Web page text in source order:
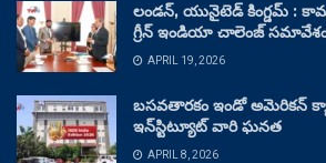
లండన్, యునైటెడ్ కింగ్డమ్ :
గ్రీన్ ఇండియా చాలెంజ్
APRIL 19, 2026
బసవతారకం ఇండో అమెరికన్
ఇన్‌స్టిట్యూట్ వారి ఘనత
APRIL 8, 2026